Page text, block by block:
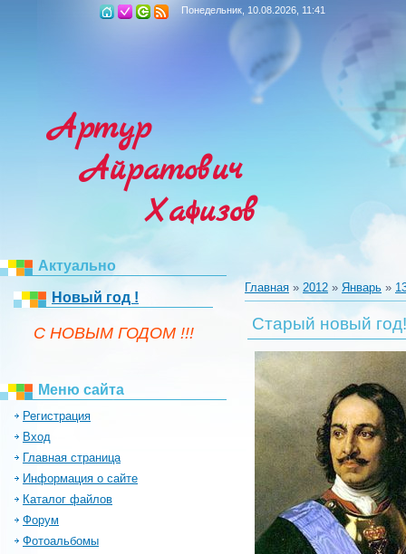
Понедельник, 10.08.2026, 11:41
Артур
Айратович
Хафизов
Актуально
Новый год !
C НОВЫМ ГОДОМ !!!
Меню сайта
Регистрация
Вход
Главная страница
Информация о сайте
Каталог файлов
Форум
Фотоальбомы
Главная » 2012 » Январь »
Старый новый год!